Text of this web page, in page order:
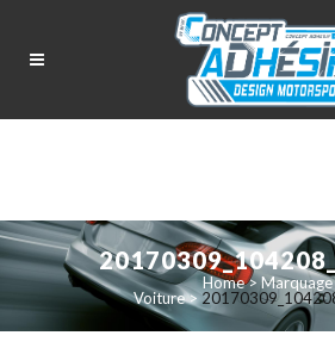
Home>Marquage
Voiture>